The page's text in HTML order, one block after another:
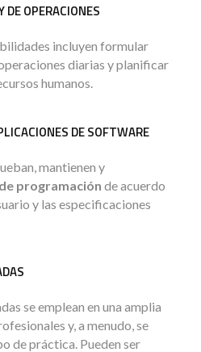
DE OPERACIONES
incluyen formular
diarias y planificar
humanos.
DE SOFTWARE
mantienen y
programación de acuerdo
y las especificaciones
se emplean en una amplia
y, a menudo, se
de práctica. Pueden ser